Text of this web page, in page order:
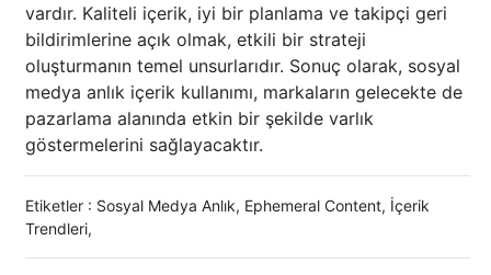
vardır. Kaliteli içerik, iyi bir planlama ve takipçi geri
bildirimlerine açık olmak, etkili bir strateji
oluşturmanın temel unsurlarıdır. Sonuç olarak, sosyal
medya anlık içerik kullanımı, markaların gelecekte de
pazarlama alanında etkin bir şekilde varlık
göstermelerini sağlayacaktır.
Etiketler : Sosyal Medya Anlık, Ephemeral Content, İçerik
Trendleri,